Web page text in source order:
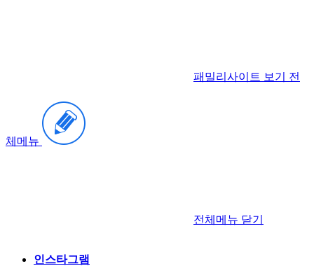
패밀리사이트 보기 전
체메뉴
전체메뉴 닫기
인스타그램